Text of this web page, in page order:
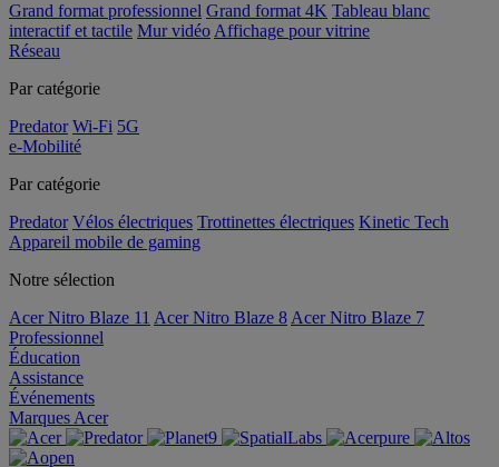
Grand format professionnel Grand format 4K Tableau blanc
interactif et tactile Mur vidéo Affichage pour vitrine
Réseau
Par catégorie
Predator Wi-Fi 5G
e-Mobilité
Par catégorie
Predator Vélos électriques Trottinettes électriques Kinetic Tech
Appareil mobile de gaming
Notre sélection
Acer Nitro Blaze 11 Acer Nitro Blaze 8 Acer Nitro Blaze 7
Professionnel
Éducation
Assistance
Événements
Marques Acer